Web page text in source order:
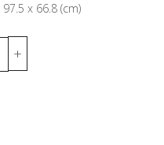
97.5 x 66.8 (cm)